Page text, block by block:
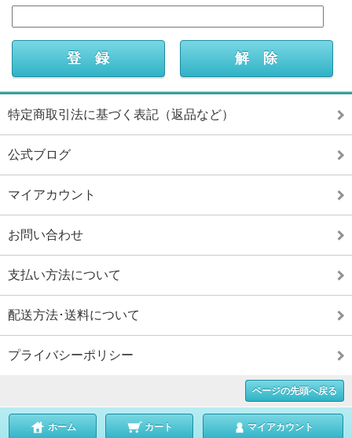
特定商取引法に基づく表記（返品など）
公式ブログ
マイアカウント
お問い合わせ
支払い方法について
配送方法･送料について
プライバシーポリシー
ページの先頭へ戻る
ホーム カート マイアカウント